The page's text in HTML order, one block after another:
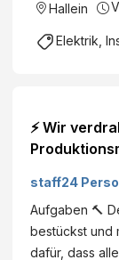
Hallein
Elektrik,
⚡ Wir
staff24
Aufgaben 🔨
bestückst und
dafür, dass